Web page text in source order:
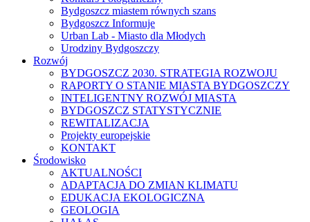
Bydgoszcz miastem równych szans
Bydgoszcz Informuje
Urban Lab - Miasto dla Młodych
Urodziny Bydgoszczy
Rozwój
BYDGOSZCZ 2030. STRATEGIA ROZWOJU
RAPORTY O STANIE MIASTA BYDGOSZCZY
INTELIGENTNY ROZWÓJ MIASTA
BYDGOSZCZ STATYSTYCZNIE
REWITALIZACJA
Projekty europejskie
KONTAKT
Środowisko
AKTUALNOŚCI
ADAPTACJA DO ZMIAN KLIMATU
EDUKACJA EKOLOGICZNA
GEOLOGIA